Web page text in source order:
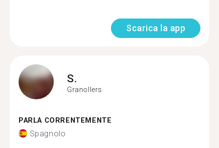
Scarica la app
S.
Granollers
PARLA CORRENTEMENTE
Spagnolo